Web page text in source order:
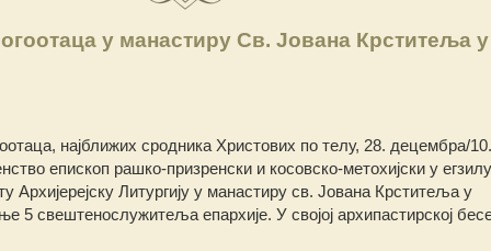
у манастиру Св. Јована Крститеља у
најближих сродника Христових по телу, 28. децембра/10.
епископ рашко-призренски и косовско-метохијски у
Архијерејску Литургију у манастиру св. Јована Крститеља у
свештенослужитеља епархије. У својој архипастирској